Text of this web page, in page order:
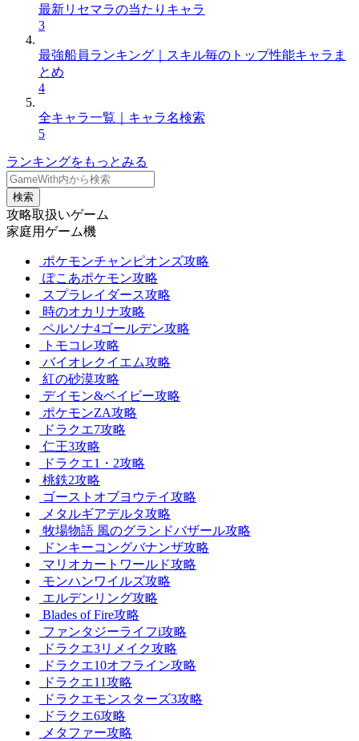
最新リセマラの当たりキャラ
3
最強船員ランキング｜スキル毎のトップ性能キャラま
とめ
4
全キャラ一覧｜キャラ名検索
5
ランキングをもっとみる
検索
攻略取扱いゲーム
家庭用ゲーム機
ポケモンチャンピオンズ攻略
ぽこあポケモン攻略
スプラレイダース攻略
時のオカリナ攻略
ペルソナ4ゴールデン攻略
トモコレ攻略
バイオレクイエム攻略
紅の砂漠攻略
デイモン&ベイビー攻略
ポケモンZA攻略
ドラクエ7攻略
仁王3攻略
ドラクエ1・2攻略
桃鉄2攻略
ゴーストオブヨウテイ攻略
メタルギアデルタ攻略
牧場物語 風のグランドバザール攻略
ドンキーコングバナンザ攻略
マリオカートワールド攻略
モンハンワイルズ攻略
エルデンリング攻略
Blades of Fire攻略
ファンタジーライフi攻略
ドラクエ3リメイク攻略
ドラクエ10オフライン攻略
ドラクエ11攻略
ドラクエモンスターズ3攻略
ドラクエ6攻略
メタファー攻略